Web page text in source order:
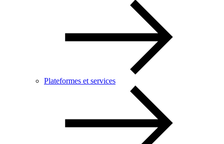
Plateformes et services